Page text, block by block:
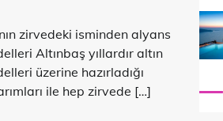
zirvedeki isminden alyans
Altınbaş yıllardır altın
üzerine hazırladığı
ile hep zirvede […]